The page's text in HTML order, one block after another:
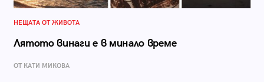
НЕЩАТА ОТ ЖИВОТА
Лятото винаги е в минало време
ОТ КАТИ МИКОВА